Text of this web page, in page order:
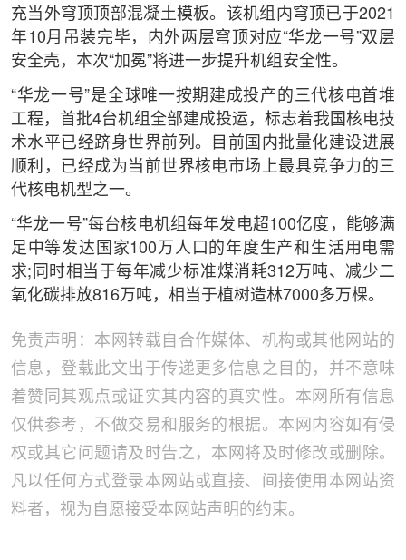
充当外穹顶顶部混凝土模板。该机组内穹顶已于2021
年10月吊装完毕，内外两层穹顶对应“华龙一号”双层
安全壳，本次“加冕”将进一步提升机组安全性。
“华龙一号”是全球唯一按期建成投产的三代核电首堆
工程，首批4台机组全部建成投运，标志着我国核电技
术水平已经跻身世界前列。目前国内批量化建设进展
顺利，已经成为当前世界核电市场上最具竞争力的三
代核电机型之一。
“华龙一号”每台核电机组每年发电超100亿度，能够满
足中等发达国家100万人口的年度生产和生活用电需
求;同时相当于每年减少标准煤消耗312万吨、减少二
氧化碳排放816万吨，相当于植树造林7000多万棵。
免责声明：本网转载自合作媒体、机构或其他网站的
信息，登载此文出于传递更多信息之目的，并不意味
着赞同其观点或证实其内容的真实性。本网所有信息
仅供参考，不做交易和服务的根据。本网内容如有侵
权或其它问题请及时告之，本网将及时修改或删除。
凡以任何方式登录本网站或直接、间接使用本网站资
料者，视为自愿接受本网站声明的约束。